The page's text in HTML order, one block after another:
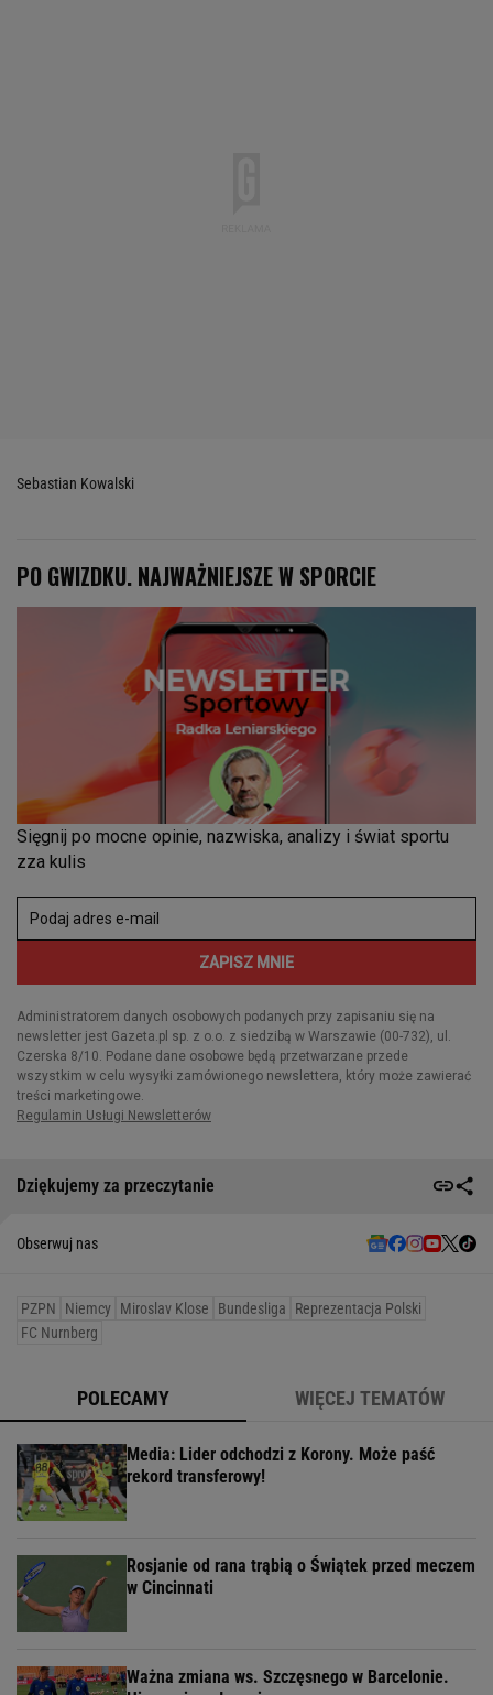
Sebastian Kowalski
Dziękujemy za przeczytanie
Obserwuj nas
PZPN Niemcy Miroslav Klose Bundesliga
Reprezentacja Polski
FC Nurnberg
POLECAMY WIĘCEJ TEMATÓW
Media: Lider odchodzi z Korony. Może paść
rekord transferowy!
Rosjanie od rana trąbią o Świątek przed meczem
w Cincinnati
Ważna zmiana ws. Szczęsnego w Barcelonie.